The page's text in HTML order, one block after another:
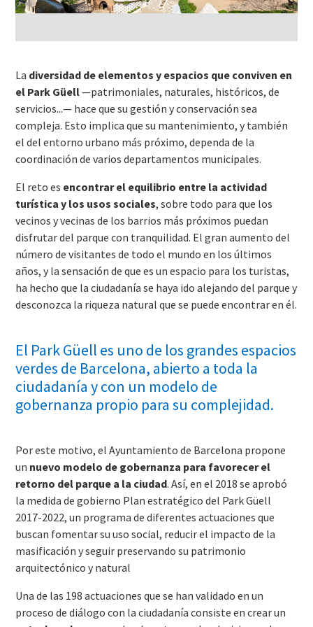
La diversidad de elementos y espacios que conviven en
el Park Güell—patrimoniales, naturales, históricos, de
servicios...— hace que su gestión y conservación sea
compleja. Esto implica que su mantenimiento, y también
el del entorno urbano más próximo, dependa de la
coordinación de varios departamentos municipales.
El reto es encontrar el equilibrio entre la actividad
turística y los usos sociales, sobre todo para que los
vecinos y vecinas de los barrios más próximos puedan
disfrutar del parque con tranquilidad. El gran aumento del
número de visitantes de todo el mundo en los últimos
años, y la sensación de que es un espacio para los turistas,
ha hecho que la ciudadanía se haya ido alejando del parque y
desconozca la riqueza natural que se puede encontrar en él.
El Park Güell es uno de los grandes espacios
verdes de Barcelona, abierto a toda la
ciudadanía y con un modelo de
gobernanza propio para su complejidad.
Por este motivo, el Ayuntamiento de Barcelona propone
un nuevo modelo de gobernanza para favorecer el
retorno del parque a la ciudad. Así, en el 2018 se aprobó
la medida de gobierno Plan estratégico del Park Güell
2017-2022, un programa de diferentes actuaciones que
buscan fomentar su uso social, reducir el impacto de la
masificación y seguir preservando su patrimonio
arquitectónico y natural
Una de las 198 actuaciones que se han validado en un
proceso de diálogo con la ciudadanía consiste en crear un